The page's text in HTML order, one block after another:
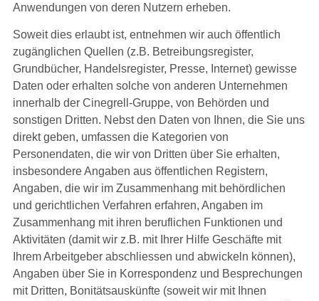
Anwendungen von deren Nutzern erheben.
Soweit dies erlaubt ist, entnehmen wir auch öffentlich
zugänglichen Quellen (z.B. Betreibungsregister,
Grundbücher, Handelsregister, Presse, Internet) gewisse
Daten oder erhalten solche von anderen Unternehmen
innerhalb der Cinegrell-Gruppe, von Behörden und
sonstigen Dritten. Nebst den Daten von Ihnen, die Sie uns
direkt geben, umfassen die Kategorien von
Personendaten, die wir von Dritten über Sie erhalten,
insbesondere Angaben aus öffentlichen Registern,
Angaben, die wir im Zusammenhang mit behördlichen
und gerichtlichen Verfahren erfahren, Angaben im
Zusammenhang mit ihren beruflichen Funktionen und
Aktivitäten (damit wir z.B. mit Ihrer Hilfe Geschäfte mit
Ihrem Arbeitgeber abschliessen und abwickeln können),
Angaben über Sie in Korrespondenz und Besprechungen
mit Dritten, Bonitätsauskünfte (soweit wir mit Ihnen